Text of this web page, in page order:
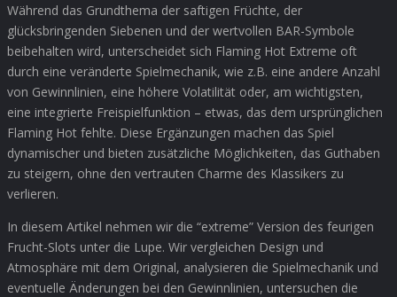
Während das Grundthema der saftigen Früchte, der
glücksbringenden Siebenen und der wertvollen BAR-Symbole
beibehalten wird, unterscheidet sich Flaming Hot Extreme oft
durch eine veränderte Spielmechanik, wie z.B. eine andere Anzahl
von Gewinnlinien, eine höhere Volatilität oder, am wichtigsten,
eine integrierte Freispielfunktion – etwas, das dem ursprünglichen
Flaming Hot fehlte. Diese Ergänzungen machen das Spiel
dynamischer und bieten zusätzliche Möglichkeiten, das Guthaben
zu steigern, ohne den vertrauten Charme des Klassikers zu
verlieren.
In diesem Artikel nehmen wir die “extreme” Version des feurigen
Frucht-Slots unter die Lupe. Wir vergleichen Design und
Atmosphäre mit dem Original, analysieren die Spielmechanik und
eventuelle Änderungen bei den Gewinnlinien, untersuchen die